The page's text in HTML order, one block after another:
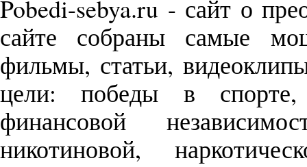
Pobedi-sebya.ru - сайт о
сайте собраны самые
фильмы, статьи,
цели: победы в
финансовой
никотиновой,